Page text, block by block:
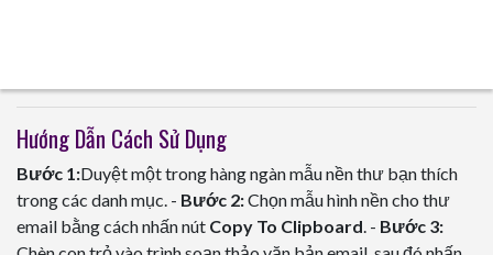
Hướng Dẫn Cách Sử Dụng
Bước 1:Duyệt một trong hàng ngàn mẫu nền thư bạn thích
trong các danh mục. - Bước 2:Chọn mẫu hình nền cho thư
email bằng cách nhấn nút Copy To Clipboard. - Bước 3: